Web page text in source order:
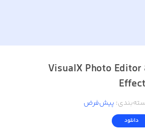
VisualX Photo Editor
: پیش‌فرض
دانلود